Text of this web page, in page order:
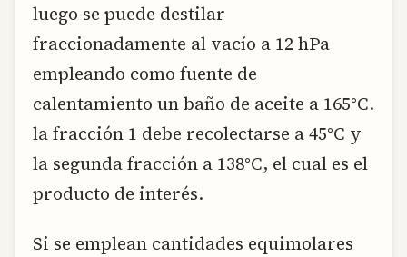
luego se puede destilar
fraccionadamente al vacío a 12 hPa
empleando como fuente de
calentamiento un baño de aceite a 165°C.
la fracción 1 debe recolectarse a 45°C y
la segunda fracción a 138°C, el cual es el
producto de interés.
Si se emplean cantidades equimolares